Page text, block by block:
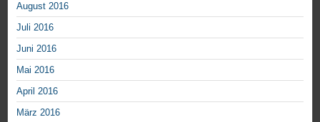
August 2016
Juli 2016
Juni 2016
Mai 2016
April 2016
März 2016